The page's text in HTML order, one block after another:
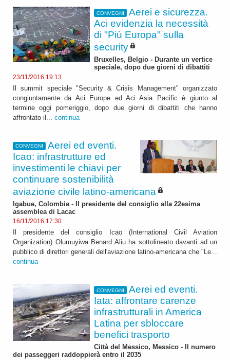
CONVEGNI
Aerei e sicurezza.
Aci evidenzia la necessità
di "Più Europa" sulla
security
Bruxelles, Belgio - Durante un vertice
speciale, dopo due giorni di dibattiti
23/11/2016 19:13
Il summit speciale "Security & Crisis Management" organizzato
congiuntamente da Aci Europe ed Aci Asia Pacific è giunto al
termine oggi pomeriggio, dopo due giorni di dibattiti che hanno
affrontato il... continua
CONVEGNI
Aerei ed eventi.
Icao: infrastrutture ed
investimenti le chiavi per
continuare sostenibilità
aviazione civile latino-americana
Igabue, Colombia - Il presidente del consiglio alla 22esima
assemblea di Lacac
16/11/2016 17:30
Il presidente del consiglio Icao (International Civil Aviation
Organization) Olumuyiwa Benard Aliu ha sottolineato davanti ad un
pubblico di direttori generali dell'aviazione latino-americana che "Le...
continua
CONVEGNI
Aerei ed eventi.
Iata: affrontare carenze
infrastrutturali in America
Latina per sbloccare
benefici trasporto
Città del Messico, Messico - Il numero
dei passeggeri raddoppierà entro il 2035